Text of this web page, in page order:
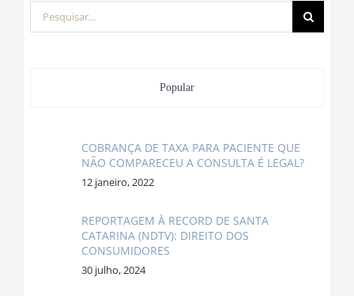
Buscar
resultados
Popular
COBRANÇA DE TAXA PARA PACIENTE QUE
NÃO COMPARECEU A CONSULTA É LEGAL?
12 janeiro, 2022
REPORTAGEM À RECORD DE SANTA
CATARINA (NDTV): DIREITO DOS
CONSUMIDORES
30 julho, 2024